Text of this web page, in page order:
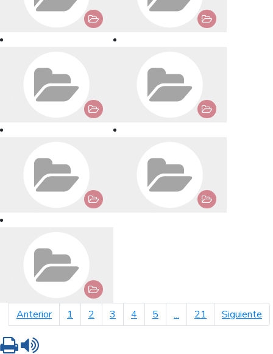
Anteriorpágina anterior
1 2 3 4 5 ... 21 Siguiente
Imprimir